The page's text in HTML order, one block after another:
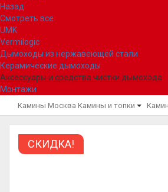
Назад
Смотреть все
UMK
Vermilogic
Дымоходы из нержавеющей стали
Керамические дымоходы
Аксессуары и средства чистки дымохода
Монтажи
Камины Москва Камины и топки
СКИДКА!